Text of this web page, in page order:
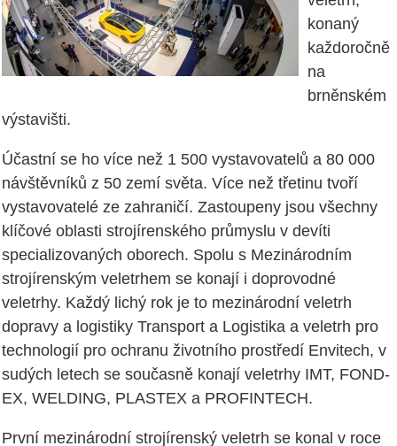
konaný
každoročně
na
brněnském
výstavišti.
Účastní se ho více než 1 500 vystavovatelů a 80 000
návštěvníků z 50 zemí světa. Více než třetinu tvoří
vystavovatelé ze zahraničí. Zastoupeny jsou všechny
klíčové oblasti strojírenského průmyslu v devíti
specializovaných oborech. Spolu s Mezinárodním
strojírenským veletrhem se konají i doprovodné
veletrhy. Každý lichý rok je to mezinárodní veletrh
dopravy a logistiky Transport a Logistika a veletrh pro
technologií pro ochranu životního prostředí Envitech, v
sudých letech se současně konají veletrhy IMT, FOND-
EX, WELDING, PLASTEX a PROFINTECH.
První mezinárodní strojírenský veletrh se konal v roce